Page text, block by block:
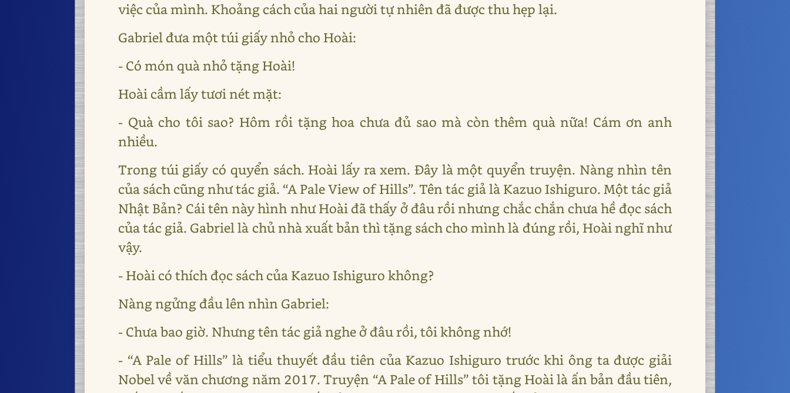
việc của mình. Khoảng cách của hai người tự nhiên đã được thu hẹp lại.
Gabriel đưa một túi giấy nhỏ cho Hoài:
- Có món quà nhỏ tặng Hoài!
Hoài cầm lấy tươi nét mặt:
- Quà cho tôi sao? Hôm rồi tặng hoa chưa đủ sao mà còn thêm quà nữa! Cám ơn anh
nhiều.
Trong túi giấy có quyển sách. Hoài lấy ra xem. Đây là một quyển truyện. Nàng nhìn tên
của sách cũng như tác giả. “A Pale View of Hills”. Tên tác giả là Kazuo Ishiguro. Một tác giả
Nhật Bản? Cái tên này hình như Hoài đã thấy ở đâu rồi nhưng chắc chắn chưa hề đọc sách
của tác giả. Gabriel là chủ nhà xuất bản thì tặng sách cho mình là đúng rồi, Hoài nghĩ như
vậy.
- Hoài có thích đọc sách của Kazuo Ishiguro không?
Nàng ngửng đầu lên nhìn Gabriel:
- Chưa bao giờ. Nhưng tên tác giả nghe ở đâu rồi, tôi không nhớ!
- “A Pale of Hills” là tiểu thuyết đầu tiên của Kazuo Ishiguro trước khi ông ta được giải
Nobel về văn chương năm 2017. Truyện “A Pale of Hills” tôi tặng Hoài là ấn bản đầu tiên,